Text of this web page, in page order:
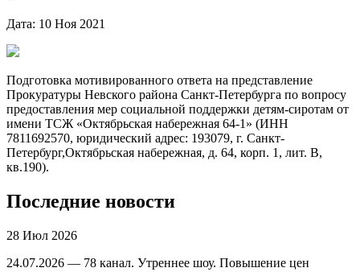
Дата: 10 Ноя 2021
Подготовка мотивированного ответа на представление
Прокуратуры Невского района Санкт-Петербурга по вопросу
предоставления мер социальной поддержки детям-сиротам от
имени ТСЖ «Октябрьская набережная 64-1» (ИНН
7811692570, юридический адрес: 193079, г. Санкт-
Петербург,Октябрьская набережная, д. 64, корп. 1, лит. В,
кв.190).
Последние новости
28 Июл 2026
24.07.2026 — 78 канал. Утреннее шоу. Повышение цен